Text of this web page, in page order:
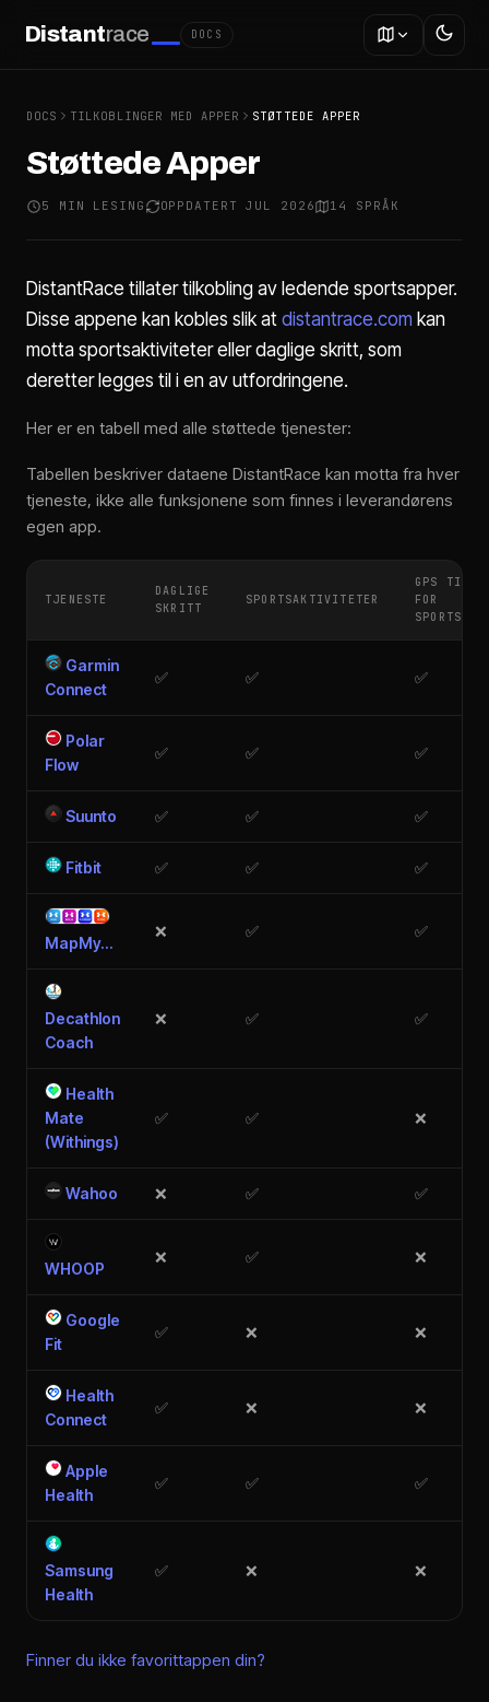
Distantrace DOCS
DOCS TILKOBLINGER MED APPER STØTTEDE APPER
Støttede Apper
5 MIN LESING OPPDATERT JUL 2026 14 SPRÅK
DistantRace tillater tilkobling av ledende sportsapper.
Disse appene kan kobles slik at distantrace.com kan
motta sportsaktiviteter eller daglige skritt, som
deretter legges til i en av utfordringene.
Her er en tabell med alle støttede tjenester:
Tabellen beskriver dataene DistantRace kan motta fra hver
tjeneste, ikke alle funksjonene som finnes i leverandørens
egen app.
TJENESTE
DAGLIGE
SKRITT
SPORTSAKTIVITETER
GPS
FOR
Garmin
Connect
✅︎ ✅︎ ✅︎
Polar
Flow
✅︎ ✅︎ ✅︎
Suunto ✅︎ ✅︎ ✅︎
Fitbit ✅︎ ✅︎ ✅︎
MapMy...
❌ ✅︎ ✅︎
Decathlon
Coach
❌ ✅︎ ✅︎
Health
Mate
(Withings)
✅︎ ✅︎ ❌
Wahoo ❌ ✅︎ ✅︎
WHOOP
❌ ✅︎ ❌
Google
Fit
✅︎ ❌ ❌
Health
Connect
✅︎ ❌ ❌
Apple
Health
✅︎ ✅︎ ✅︎
Samsung
Health
✅︎ ❌ ❌
Finner du ikke favorittappen din?